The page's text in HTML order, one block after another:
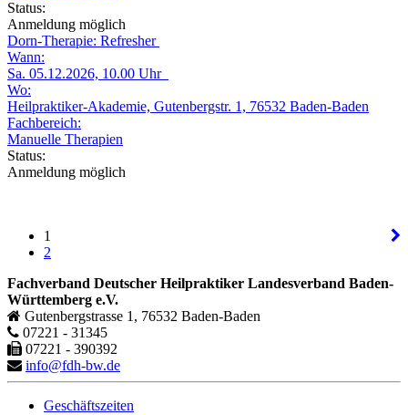
Status:
Anmeldung möglich
Dorn-Therapie: Refresher
Wann:
Sa. 05.12.2026, 10.00 Uhr
Wo:
Heilpraktiker-Akademie, Gutenbergstr. 1, 76532 Baden-Baden
Fachbereich:
Manuelle Therapien
Status:
Anmeldung möglich
1
2
Fachverband Deutscher Heilpraktiker Landesverband Baden-
Württemberg e.V.
Gutenbergstrasse 1, 76532 Baden-Baden
07221 - 31345
07221 - 390392
info@fdh-bw.de
Geschäftszeiten